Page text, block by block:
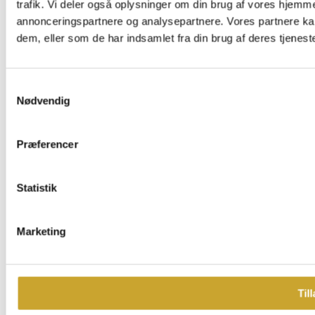
trafik. Vi deler også oplysninger om din brug af vores
annonceringspartnere og analysepartnere. Vores partnere
dem, eller som de har indsamlet fra din brug af deres
Nødvendig
Præferencer
Statistik
Marketing